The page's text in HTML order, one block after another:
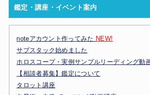
鑑定・講座・イベント案内
noteアカウント作ってみた NEW!
サブスタック始めました
ホロスコープ・実例サンプルリーディング動
【相談者募集】鑑定について
タロット講座